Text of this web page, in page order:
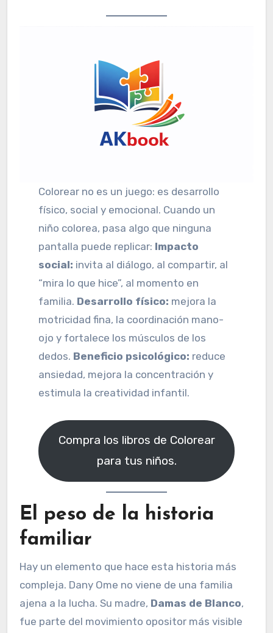
Colorear no es un juego: es desarrollo
físico, social y emocional. Cuando un
niño colorea, pasa algo que ninguna
pantalla puede replicar: Impacto
social: invita al diálogo, al compartir, al
“mira lo que hice”, al momento en
familia. Desarrollo físico: mejora la
motricidad fina, la coordinación mano-
ojo y fortalece los músculos de los
dedos. Beneficio psicológico: reduce
ansiedad, mejora la concentración y
estimula la creatividad infantil.
Compra los libros de Colorear
para tus niños.
El peso de la historia
familiar
Hay un elemento que hace esta historia más
compleja. Dany Ome no viene de una familia
ajena a la lucha. Su madre, Damas de Blanco,
fue parte del movimiento opositor más visible